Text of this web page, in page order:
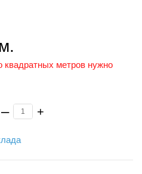
квадратных метров нужно
– +